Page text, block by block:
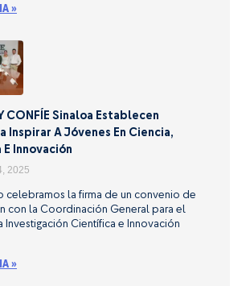
»
CONFÍE Sinaloa Establecen
Inspirar A Jóvenes En Ciencia,
Innovación
2025
celebramos la firma de un convenio de
con la Coordinación General para el
Investigación Científica e Innovación
»